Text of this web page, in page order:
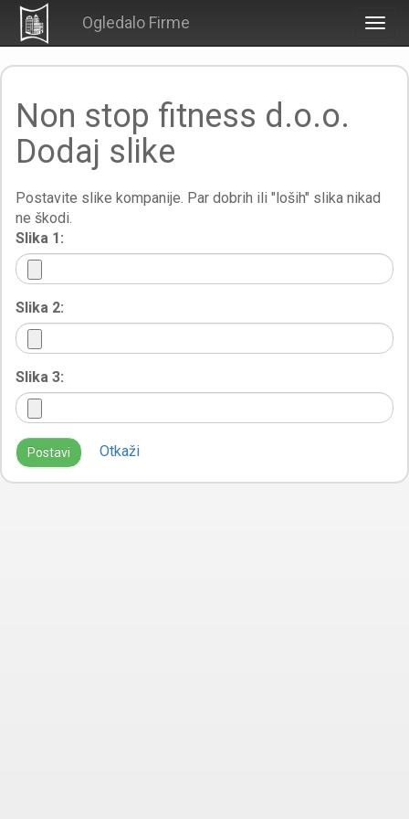
Ogledalo Firme
Non stop fitness d.o.o.
Dodaj slike
Postavite slike kompanije. Par dobrih ili "loših" slika nikad
ne škodi.
Slika 1:
Slika 2:
Slika 3:
Postavi Otkaži